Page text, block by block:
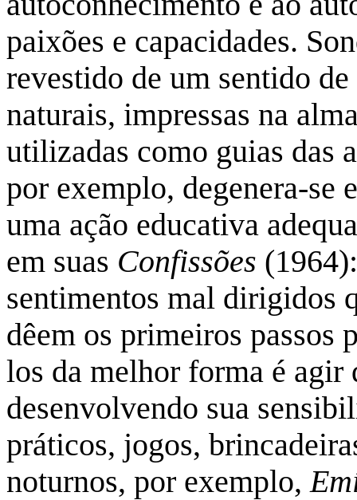
paixões e capacidades.
revestido de um sentido
naturais, impressas na
utilizadas como guias das
por exemplo, degenera-se
uma ação educativa
em suas Confissões
sentimentos mal dirigidos
dêem os primeiros
los da melhor forma é agir
desenvolvendo sua
práticos, jogos,
noturnos, por exemplo,